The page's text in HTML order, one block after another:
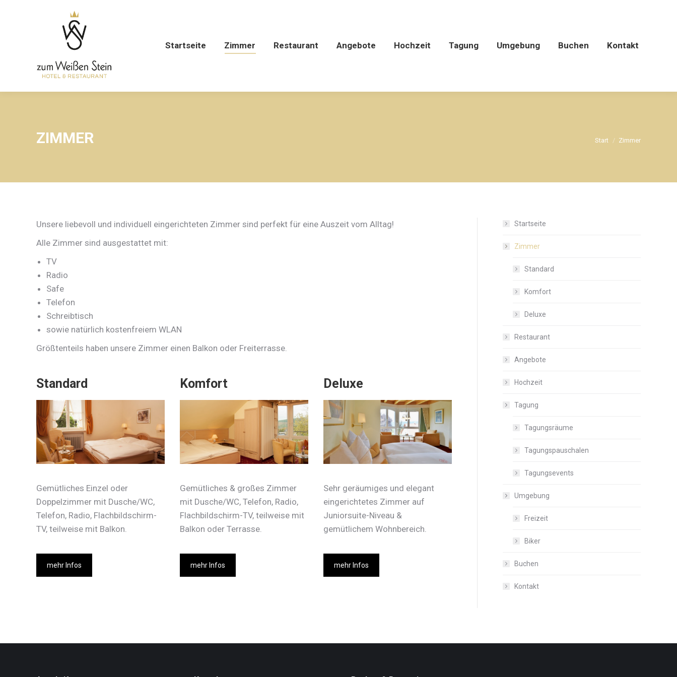
Startseite Zimmer Restaurant Angebote Hochzeit Tagung Umgebung Buchen Kontakt
ZIMMER
Sie befinden sich
Start Zimmer
Unsere liebevoll und individuell eingerichteten Zimmer sind perfekt für eine Auszeit vom Alltag!
Alle Zimmer sind ausgestattet mit:
TV
Radio
Safe
Telefon
Schreibtisch
sowie natürlich kostenfreiem WLAN
Größtenteils haben unsere Zimmer einen Balkon oder Freiterrasse.
Standard
Gemütliches Einzel oder
Doppelzimmer mit Dusche/WC,
Telefon, Radio, Flachbildschirm-
TV, teilweise mit Balkon.
mehr Infos
Komfort
Gemütliches & großes Zimmer
mit Dusche/WC, Telefon, Radio,
Flachbildschirm-TV, teilweise mit
Balkon oder Terrasse.
mehr Infos
Deluxe
Sehr geräumiges und elegant
eingerichtetes Zimmer auf
Juniorsuite-Niveau &
gemütlichem Wohnbereich.
mehr Infos
Startseite
Zimmer
Standard
Komfort
Deluxe
Restaurant
Angebote
Hochzeit
Tagung
Tagungsräume
Tagungspauschalen
Tagungsevents
Umgebung
Freizeit
Biker
Buchen
Kontakt